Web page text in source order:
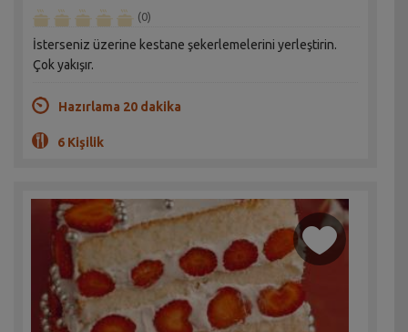
(0)
İsterseniz üzerine kestane şekerlemelerini yerleştirin.
Çok yakışır.
Hazırlama 20 dakika
6 Kişilik